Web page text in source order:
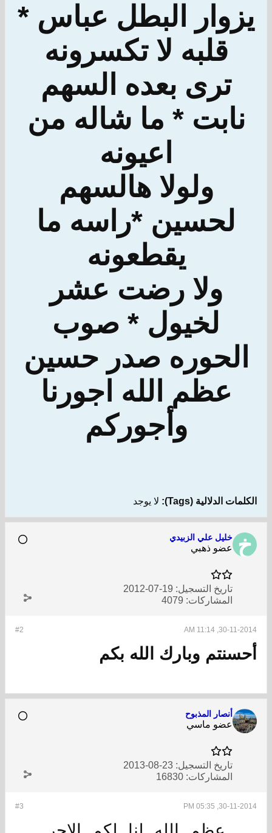
يزوار البطل عباس *
قلبه لا تكسرونه
ترى بعده السهم
نابت * ما شاله من
اعيونه
ولولا هالسهم
لحسين *راسه ما
يقطعونه
ولا رضت عشر
لخيول * صوب
الحوره صدر حسين
عظم الله اجورنا
وأجوركم
الكلمات الدلالية (Tags): لا يوجد
خليل علي الزبيدي
عضو ذهبي
تاريخ التسجيل: 19-07-2012
المشاركات: 4079
#2 30-11-2014, 11:14 AM
أحسنتم وبارك الله بكم
أنصار المذبوح
عضو ماسي
تاريخ التسجيل: 23-08-2013
المشاركات: 16830
#3 30-11-2014, 05:35 PM